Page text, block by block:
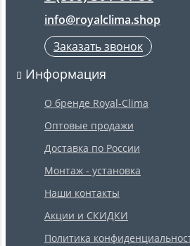
info@royalclima.shop
Заказать звонок
Информация
О бренде Royal-Clima
Оптовые продажи
Доставка по России
Монтаж - установка
Наши контакты
Акции и СКИДКИ
Политика